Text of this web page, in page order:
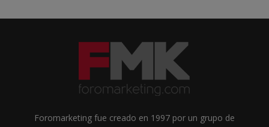
Foromarketing fue creado en 1997 por un grupo de